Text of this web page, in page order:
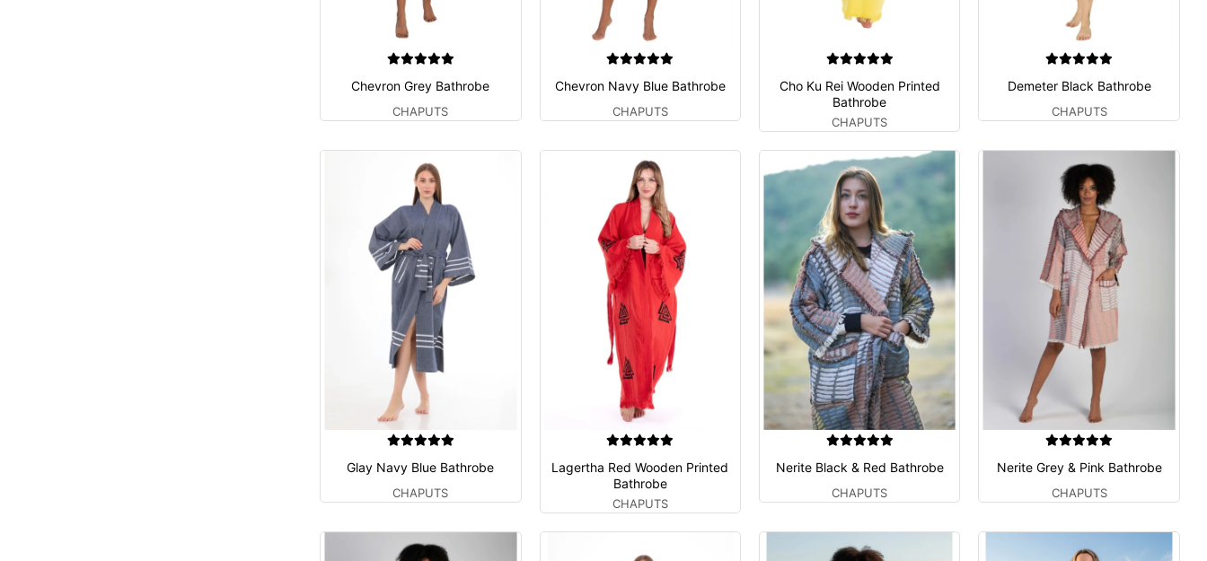
Chevron Grey Bathrobe
CHAPUTS
Chevron Navy Blue Bathrobe
CHAPUTS
Cho Ku Rei Wooden Printed
Bathrobe
CHAPUTS
Demeter Black Bathrobe
CHAPUTS
Glay Navy Blue Bathrobe
CHAPUTS
Lagertha Red Wooden Printed
Bathrobe
CHAPUTS
Nerite Black & Red Bathrobe
CHAPUTS
Nerite Grey & Pink Bathrobe
CHAPUTS